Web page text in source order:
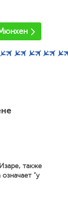
Мюнхен
также
“у